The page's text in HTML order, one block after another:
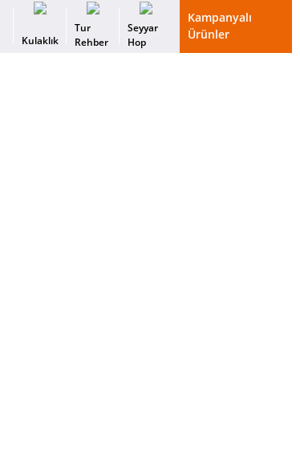
Kulaklık
Tur
Rehber
Seyyar
Hop
Kampanyalı
Ürünler